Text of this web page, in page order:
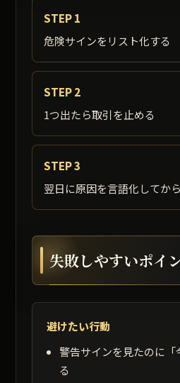
STEP 1
危険サインをリスト化する
STEP 2
1つ出たら取引を止める
STEP 3
翌日に原因を言語化してか
失敗しやすいポイ
避けたい行動
警告サインを見たのに「
る